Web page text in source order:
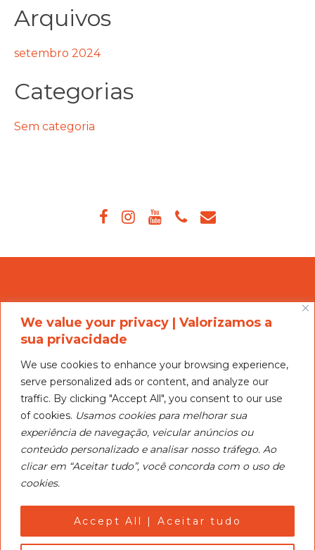
We value your privacy | Valorizamos a
sua privacidade
We use cookies to enhance your browsing experience,
serve personalized ads or content, and analyze our
traffic. By clicking "Accept All", you consent to our use
of cookies. Usamos cookies para melhorar sua
experiência de navegação, veicular anúncios ou
conteúdo personalizado e analisar nosso tráfego. Ao
clicar em “Aceitar tudo”, você concorda com o uso de
cookies.
Accept All | Aceitar tudo
Arquivos
setembro 2024
Categorias
Sem categoria
Nosso objetivo é ser um centro de treinamento para
esquiadores de todos os níveis, promover clínicas e
competições.
CEAI’s objective is to serve as a training center for skiers
of all levels, promote clinics and turments.
Privacy and Cookie Policy